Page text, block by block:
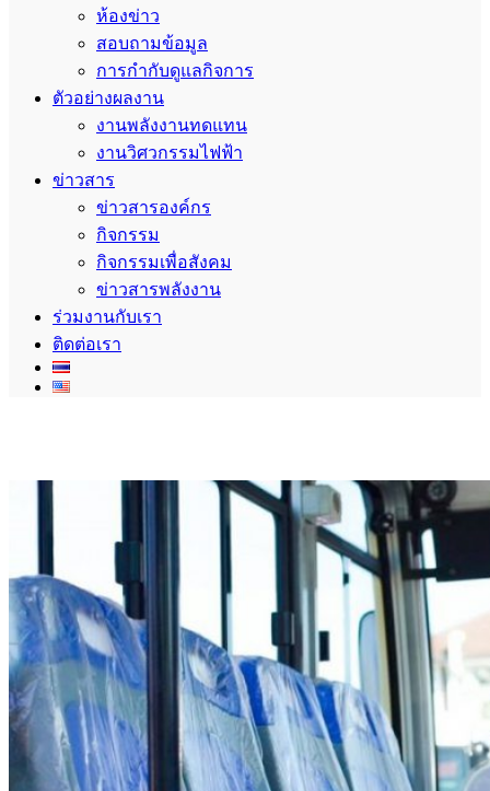
ห้องข่าว
สอบถามข้อมูล
การกำกับดูแลกิจการ
ตัวอย่างผลงาน
งานพลังงานทดแทน
งานวิศวกรรมไฟฟ้า
ข่าวสาร
ข่าวสารองค์กร
กิจกรรม
กิจกรรมเพื่อสังคม
ข่าวสารพลังงาน
ร่วมงานกับเรา
ติดต่อเรา